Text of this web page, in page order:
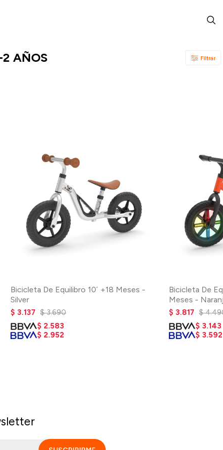
2 AÑOS
Bicicleta De Equilibro 10´ +18 Meses -
Silver
$ 3.137 $ 3.690
$ 2.583
$ 2.952
Bicicleta De
Meses -
$ 3.817 $
$ 3.143
$ 3.592